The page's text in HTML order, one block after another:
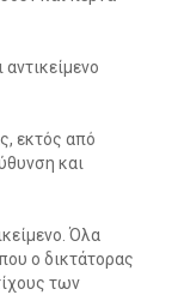
εκτός από
και
Όλα
ο δικτάτορας
των